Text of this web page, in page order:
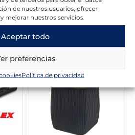
de nuestros usuarios, ofrecer
mejorar nuestros servicios.
Aceptar todo
preferencias
Política de privacidad
tienda